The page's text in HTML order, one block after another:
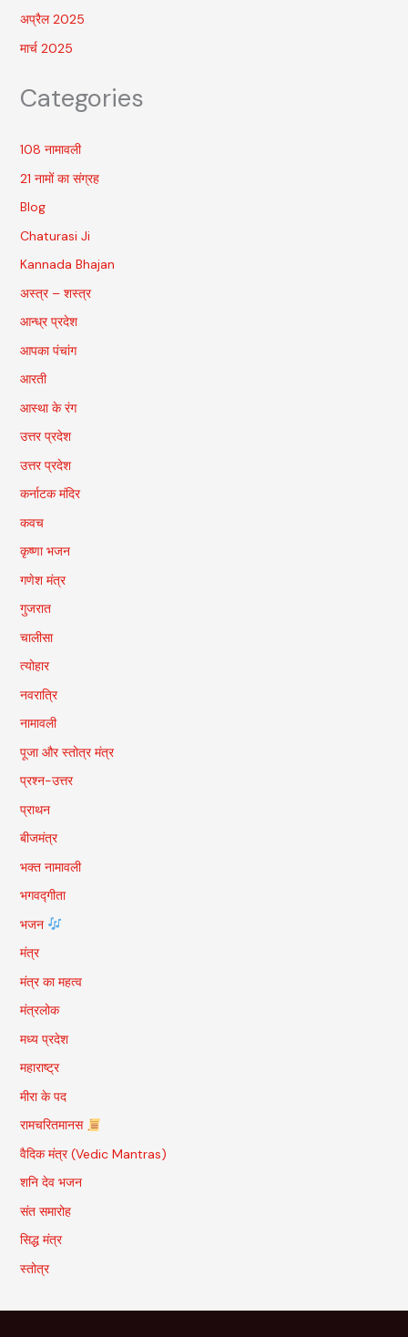
अप्रैल 2025
मार्च 2025
Categories
108 नामावली
21 नामों का संग्रह
Blog
Chaturasi Ji
Kannada Bhajan
अस्त्र – शस्त्र
आन्ध्र प्रदेश
आपका पंचांग
आरती
आस्था के रंग
उत्तर प्रदेश
उत्तर प्रदेश
कर्नाटक मंदिर
कवच
कृष्णा भजन
गणेश मंत्र
गुजरात
चालीसा
त्योहार
नवरात्रि
नामावली
पूजा और स्तोत्र मंत्र
प्रश्न-उत्तर
प्राथन
बीजमंत्र
भक्त नामावली
भगवद्गीता
भजन
मंत्र
मंत्र का महत्व
मंत्रलोक
मध्य प्रदेश
महाराष्ट्र
मीरा के पद
रामचरितमानस
वैदिक मंत्र (Vedic Mantras)
शनि देव भजन
संत समारोह
सिद्ध मंत्र
स्तोत्र